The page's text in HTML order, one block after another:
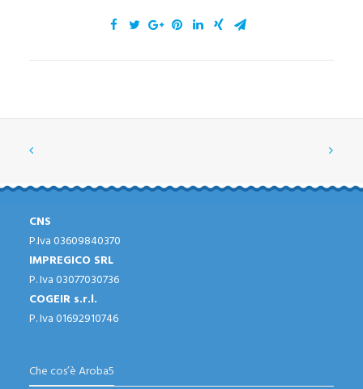
CNS
P.Iva 03609840370
IMPREGICO SRL
P. Iva 03077030736
COGEIR s.r.l.
P. Iva 01692910746
Che cos’è Aroba5